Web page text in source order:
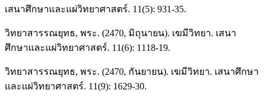
เสนาศึกษาและแผ่วิทยาศาสตร์. 11(5): 931-35.
วิทยาสารรณยุทธ, พระ. (2470, มิถุนายน). เฆมีวิทยา. เสนา
ศึกษาและแผ่วิทยาศาสตร์. 11(6): 1118-19.
วิทยาสารรณยุทธ, พระ. (2470, กันยายน). เฆมีวิทยา. เสนาศึกษา
และแผ่วิทยาศาสตร์. 11(9): 1629-30.